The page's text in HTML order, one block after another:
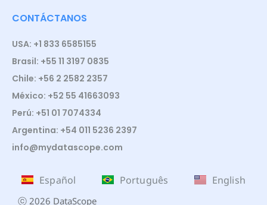
CONTÁCTANOS
USA: +1 833 6585155
Brasil: +55 11 3197 0835
Chile: +56 2 2582 2357
México: +52 55 41663093
Perú: +51 01 7074334
Argentina: +54 011 5236 2397
info@mydatascope.com
Español Português English
ⓒ 2026 DataScope